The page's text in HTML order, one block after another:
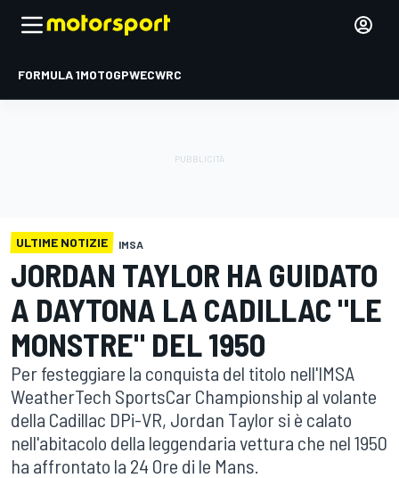
FORMULA 1MOTOGPWECWRC
ULTIME NOTIZIE IMSA
JORDAN TAYLOR HA GUIDATO
A DAYTONA LA CADILLAC "LE
MONSTRE" DEL 1950
Per festeggiare la conquista del titolo nell'IMSA
WeatherTech SportsCar Championship al volante
della Cadillac DPi-VR, Jordan Taylor si è calato
nell'abitacolo della leggendaria vettura che nel 1950
ha affrontato la 24 Ore di le Mans.